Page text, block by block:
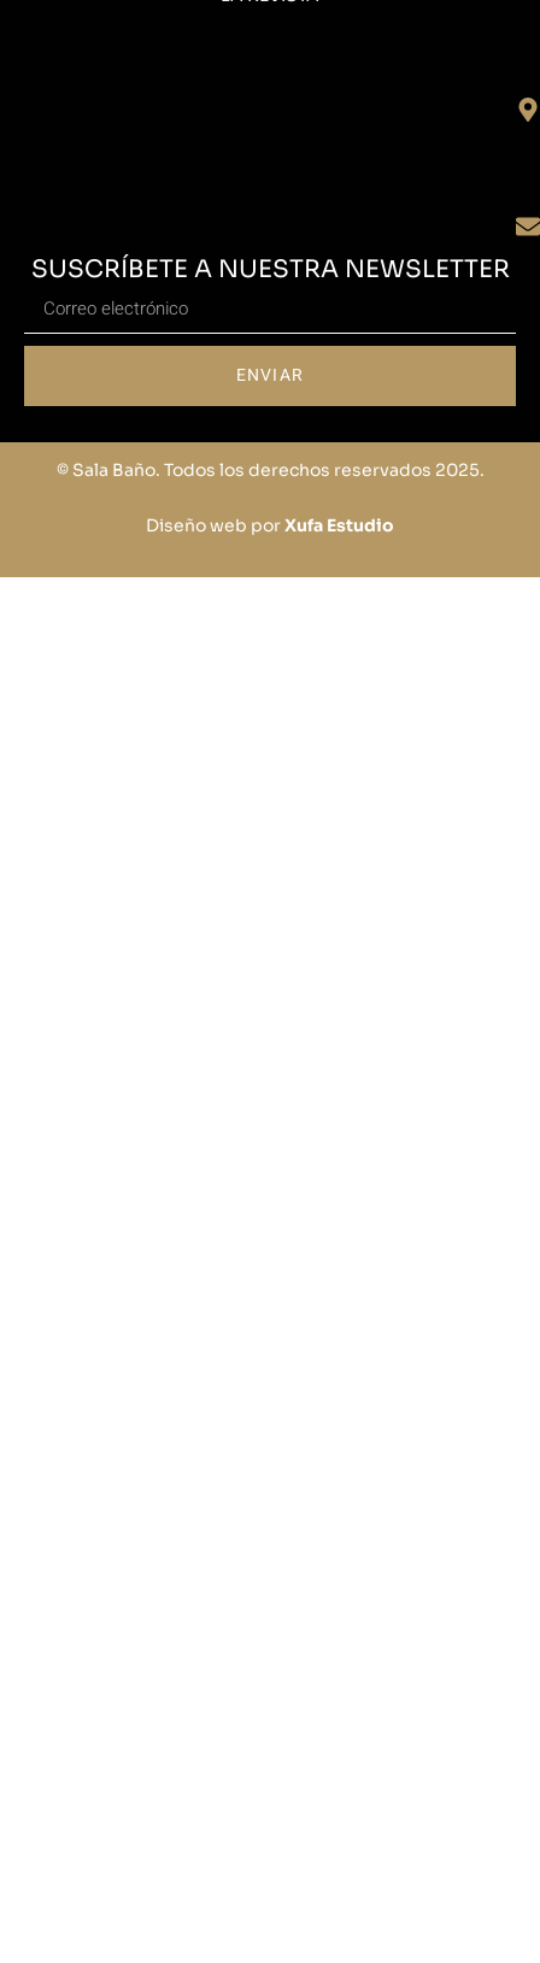
SUSCRÍBETE A NUESTRA NEWSLETTER
ENVIAR
© Sala Baño. Todos los derechos reservados 2025.
Diseño web porXufa Estudio